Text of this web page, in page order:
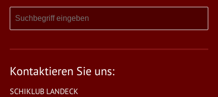
Kontaktieren Sie uns:
SCHIKLUB LANDECK